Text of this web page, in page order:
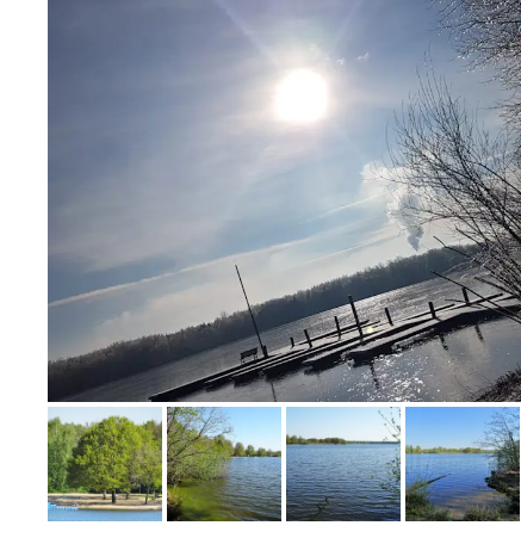
Bild melden
vom Hotelier